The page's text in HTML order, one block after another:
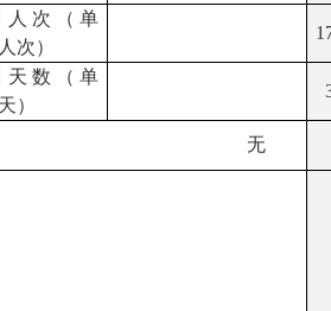
人次（单
次）
天数（单
）
无